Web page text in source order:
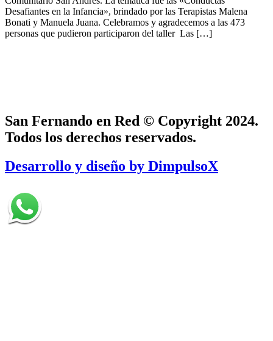
Desafiantes en la Infancia», brindado por las Terapistas Malena
Bonati y Manuela Juana. Celebramos y agradecemos a las 473
personas que pudieron participaron del taller Las […]
San Fernando en Red © Copyright 2024.
Todos los derechos reservados.
Desarrollo y diseño by DimpulsoX